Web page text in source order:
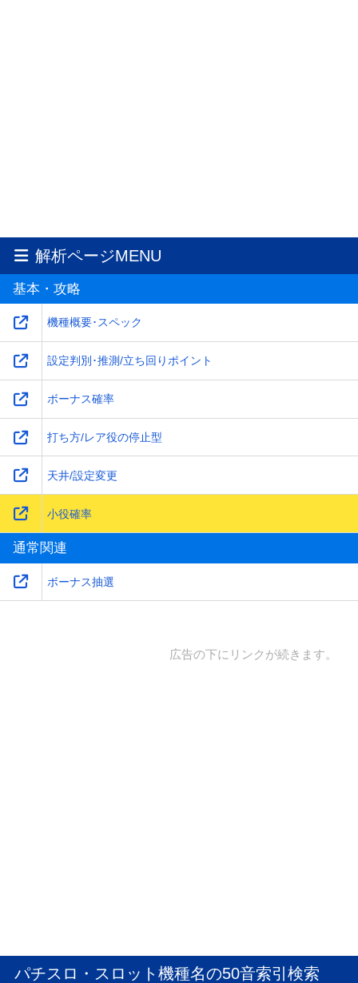
解析ページMENU
基本・攻略
機種概要･スペック
設定判別･推測/立ち回りポイント
ボーナス確率
打ち方/レア役の停止型
天井/設定変更
小役確率
通常関連
ボーナス抽選
広告の下にリンクが続きます。
パチスロ・スロット機種名の50音索引検索